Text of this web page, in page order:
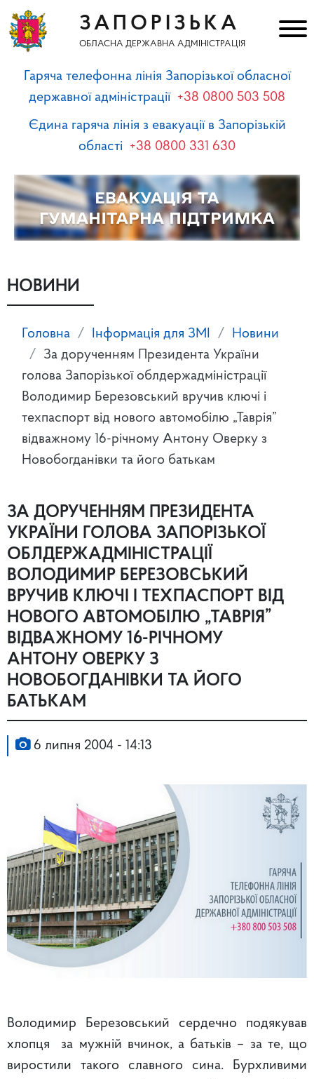
ЗАПОРІЗЬКА
ОБЛАСНА ДЕРЖАВНА АДМІНІСТРАЦІЯ
Гаряча телефонна лінія Запорізької обласної
державної адміністрації +38 0800 503 508
Єдина гаряча лінія з евакуації в Запорізькій
області +38 0800 331 630
НОВИНИ
Головна Інформація для ЗМІ
Новини
За дорученням Президента України
голова Запорізької облдержадміністрації
Володимир Березовський вручив ключі і
техпаспорт від нового автомобілю „Таврія”
відважному 16-річному Антону Оверку з
Новобогданівки та його батькам
ЗА ДОРУЧЕННЯМ ПРЕЗИДЕНТА
УКРАЇНИ ГОЛОВА ЗАПОРІЗЬКОЇ
ОБЛДЕРЖАДМІНІСТРАЦІЇ
ВОЛОДИМИР БЕРЕЗОВСЬКИЙ
ВРУЧИВ КЛЮЧІ І ТЕХПАСПОРТ ВІД
НОВОГО АВТОМОБІЛЮ „ТАВРІЯ”
ВІДВАЖНОМУ 16-РІЧНОМУ
АНТОНУ ОВЕРКУ З
НОВОБОГДАНІВКИ ТА ЙОГО
БАТЬКАМ
6 липня 2004 - 14:13
Володимир Березовський сердечно подякував
хлопця за мужній вчинок, а батьків – за те, що
виростили такого славного сина. Бурхливими